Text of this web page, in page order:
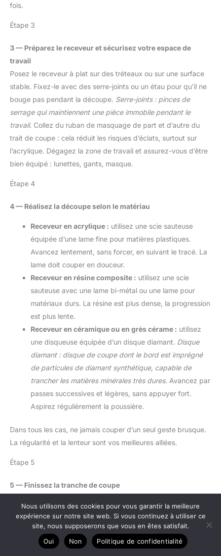
d'applications : comme
table est conçu pour les
charpentiers, les artisans
du bois, les soudeurs,
les maçons ou le
bricolage. Convient pour
les besoins de serrage
généraux, de montage,
de fixation, de collage et
travail des métaux et
indispensable pour coller,
clouer, souder, couper,
fois.
Étape 3
3 — Préparez le receveur et sécurisez votre espace de
travail
Posez le receveur à plat sur des tréteaux ou sur une surface
stable. Fixez-le avec des serre-joints ou un étau pour qu’il ne
bouge pas pendant la découpe. Serre-joints : pinces de
serrage qui maintiennent une pièce immobile pendant le
travail. Collez du ruban de masquage de part et d’autre du
trait de coupe : cela réduit les risques d’éclats, surtout sur
l’acrylique. Dégagez la zone de travail et assurez-vous d’être
bien équipé : lunettes, gants, masque.
Étape 4
4 — Réalisez la découpe selon le matériau
Receveur en acrylique : utilisez une scie sauteuse
équipée d’une lame fine pour matières plastiques.
Avancez lentement, sans forcer, en suivant le tracé. La
lame doit couper en douceur.
Receveur en résine composite : utilisez une scie
sauteuse avec une lame bi-métal ou une lame pour
matériaux durs. La résine est plus dense, la progression
est plus lente.
Receveur en céramique ou en grès cérame : utilisez
une disqueuse équipée d’un disque diamant. Disque
diamant : disque de coupe dont le bord est imprégné
de particules de diamant synthétique, capable de
trancher les matières minérales très dures. Avancez par
passes successives et légères, sans appuyer fort.
Aspirez régulièrement la poussière.
Dans tous les cas, ne jamais couper d’un seul geste brusque.
La régularité et la lenteur sont vos meilleures alliées.
Étape 5
5 — Finissez la tranche de coupe
voire coupante. Poncez-la délicatement avec du papier de
verre grain fin (120) en effectuant des mouvements réguliers.
Grain 120 : indice de finesse du papier de verre, adapté pour
lisser sans trop abraser.
Sur un receveur en céramique,
Nous utilisons des cookies pour vous garantir la meilleure
expérience sur notre site web. Si vous continuez à utiliser ce
site, nous supposerons que vous en êtes satisfait.
Oui
Non Politique de confidentialité